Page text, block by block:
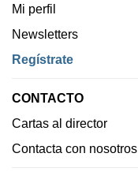
Mi perfil
Newsletters
Regístrate
CONTACTO
Cartas al director
Contacta con nosotros